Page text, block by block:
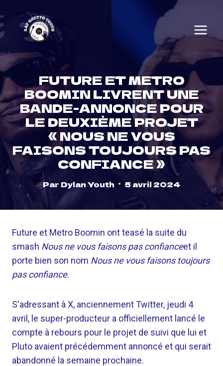
to
content
FUTURE ET METRO
BOOMIN LIVRENT UNE
BANDE-ANNONCE POUR
LE DEUXIÈME PROJET
« NOUS NE VOUS
FAISONS TOUJOURS PAS
CONFIANCE »
Par Dylan Youth 5 avril 2024
Future et Metro Boomin ont teasé la suite du
smash Nous ne vous faisons pas confianceet il
porte bien son nom Nous ne vous faisons toujours
pas confiance.
S'adressant à X, anciennement Twitter, jeudi 4
avril, le super-producteur a officiellement lancé le
compte à rebours pour le projet de suivi que lui et
Pluto avaient précédemment annoncé et qui serait
abandonné la semaine prochaine.